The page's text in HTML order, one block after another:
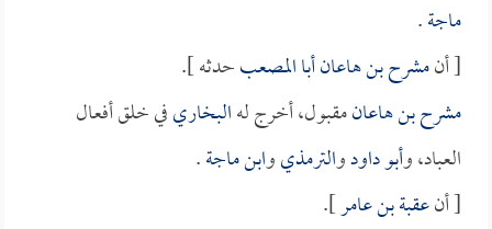
ماجة.
[ أنمشرح بن هاعان أبا المصعبحدثه ].
مشرح بن هاعانمقبول، أخرج لهالبخاريفي خلق أفعال
العباد، وأبو داودوالترمذيوابن ماجة.
[ أنعقبة بن عامر].